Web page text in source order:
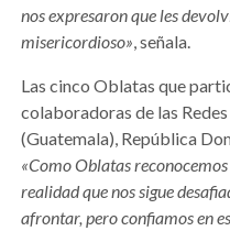
nos expresaron que les
misericordioso», señala.
Las cinco Oblatas que
colaboradoras de las
(Guatemala), República
«Como Oblatas
realidad que nos sigue
afrontar, pero confiamos en